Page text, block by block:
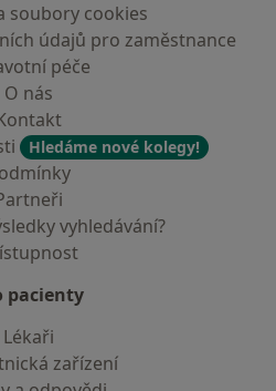
soubory cookies
údajů pro zaměstnance
péče
O nás
Hledáme nové kolegy!
vyhledávání?
pacienty
Lékaři
zařízení